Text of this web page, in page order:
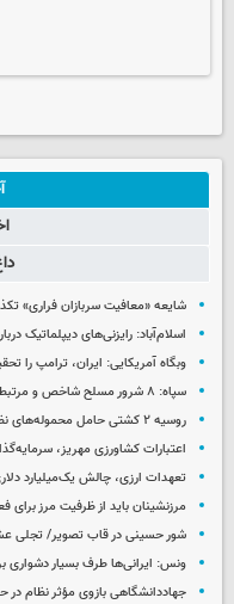
شایعه «معافیت سربازان فراری»
اسلام‌آباد: رایزنی‌های دیپلماتیک
وبگاه آمریکایی: ایران، ترامپ را
سپاه: ۸ شرور مسلح شاخص و مرتبط با گروهک‌های تروریستی دستگیر شدند
روسیه ۲ کشتی حامل محموله‌های نظامی را در دریای سیاه هدف گرفت
اعتبارات کشاورزی مهریز،
تعهدات ارزی، چالش یک‌میلیارد
مرزنشینان باید از ظرفیت مرز برای
شور حسینی در قاب تصویر/ تجلی
ونس: ایرانی‌ها طرف بسیار دشواری
جهاددانشگاهی بازوی مؤثر نظام